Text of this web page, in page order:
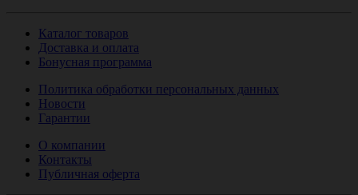
Каталог товаров
Доставка и оплата
Бонусная программа
Политика обработки персональных данных
Новости
Гарантии
О компании
Контакты
Публичная оферта